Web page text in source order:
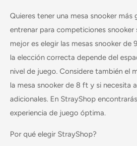
Quieres tener una mesa snooker más
entrenar para competiciones snooker
mejor es elegir las mesas snooker de
la elección correcta depende del
nivel de juego. Considere también el
la mesa snooker de 8 ft y si necesita
adicionales. En StrayShop
experiencia de juego óptima.
Por qué elegir StrayShop?